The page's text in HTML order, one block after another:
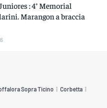
: 4° Memorial
Marangon a braccia
Sopra Ticino Corbetta